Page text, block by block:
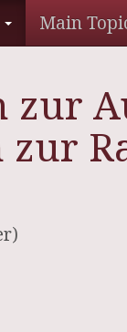
Main
zur